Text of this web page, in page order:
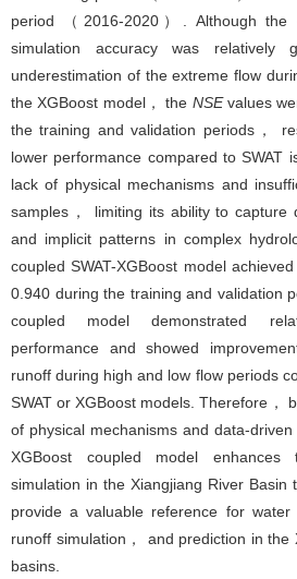
period （2016-2020）. Although
simulation accuracy was
underestimation of the extreme flow
the XGBoost model， the NSEvalues
the training and validation periods，
lower performance compared to SWAT
lack of physical mechanisms and
samples， limiting its ability to capture
and implicit patterns in complex
coupled SWAT-XGBoost model achieved
0.940 during the training and validation
coupled model demonstrated
performance and showed
runoff during high and low flow periods
SWAT or XGBoost models. Therefore，
of physical mechanisms and data-
XGBoost coupled model
simulation in the Xiangjiang River Basin
provide a valuable reference for water
runoff simulation， and prediction in the
basins.